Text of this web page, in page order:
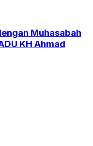
Muhasabah
KH Ahmad